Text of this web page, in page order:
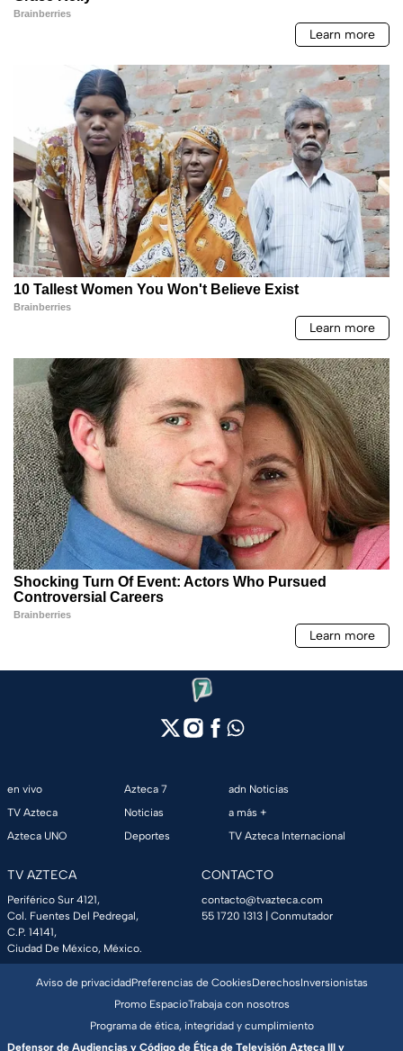
en vivo
TV Azteca
Azteca UNO
Azteca 7
Noticias
Deportes
adn Noticias
a más +
TV Azteca Internacional
TV AZTECA
Periférico Sur 4121,
Col. Fuentes Del Pedregal,
C.P. 14141,
Ciudad De México, México.
CONTACTO
contacto@tvazteca.com
55 1720 1313 | Conmutador
Aviso de privacidadPreferencias de CookiesDerechosInversionistas
Promo EspacioTrabaja con nosotros
Programa de ética, integridad y cumplimiento
Defensor de Audiencias y Código de Ética de Televisión Azteca III y